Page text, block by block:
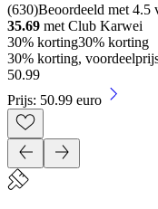
(630)Beoordeeld met 4.5
35.69 met Club Karwei
30% korting30% korting
30% korting,
50.99
Prijs: 50.99 euro